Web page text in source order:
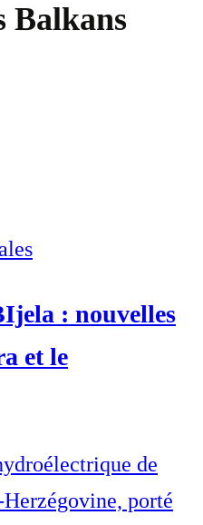
Balkans
: nouvelles
et le
de
porté